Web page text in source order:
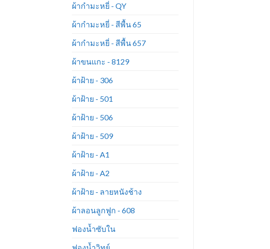
ผ้ากำมะหยี่ - QY
ผ้ากำมะหยี่ - สีพื้น 65
ผ้ากำมะหยี่ - สีพื้น 657
ผ้าขนแกะ - 8129
ผ้าฝ้าย - 306
ผ้าฝ้าย - 501
ผ้าฝ้าย - 506
ผ้าฝ้าย - 509
ผ้าฝ้าย - A1
ผ้าฝ้าย - A2
ผ้าฝ้าย - ลายหนังช้าง
ผ้าลอนลูกฟูก - 608
ฟองน้ำซับใน
ฟองน้ำวิทย์